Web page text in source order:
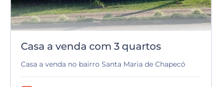
Casa a venda com 3 quartos
Casa a venda no bairro Santa Maria de Chapecó